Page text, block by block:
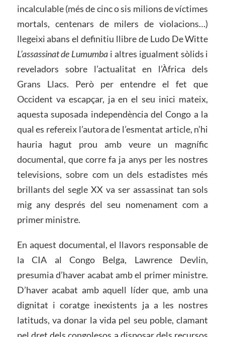
incalculable (més de cinc o sis milions de víctimes
mortals, centenars de milers de violacions…)
llegeixi abans el definitiu llibre de Ludo De Witte
L’assassinat de Lumumba i altres igualment sòlids i
reveladors sobre l’actualitat en l’Àfrica dels
Grans Llacs. Però per entendre el fet que
Occident va escapçar, ja en el seu inici mateix,
aquesta suposada independència del Congo a la
qual es refereix l’autora de l’esmentat article, n’hi
hauria hagut prou amb veure un magnífic
documental, que corre fa ja anys per les nostres
televisions, sobre com un dels estadistes més
brillants del segle XX va ser assassinat tan sols
mig any després del seu nomenament com a
primer ministre.
En aquest documental, el llavors responsable de
la CIA al Congo Belga, Lawrence Devlin,
presumia d’haver acabat amb el primer ministre.
D’haver acabat amb aquell líder que, amb una
dignitat i coratge inexistents ja a les nostres
latituds, va donar la vida pel seu poble, clamant